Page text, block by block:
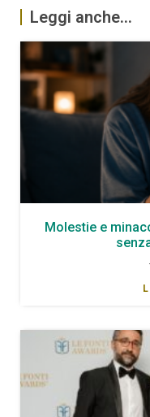
Leggi anche...
Molestie e